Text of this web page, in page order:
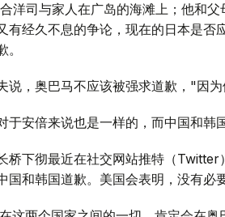
洋司与家人在广岛的海滩上；他和
有经久不息的争论，现在的日本是
说，奥巴马不应该被强求道歉，"因
于安倍来说也是一样的，而中国和韩
桥下彻最近在社交网站推特（
国和韩国道歉。美国会表明，没有必